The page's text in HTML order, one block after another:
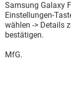
Samsung Galaxy
Einstellungen-
wählen -> Details
bestätigen.
MfG.